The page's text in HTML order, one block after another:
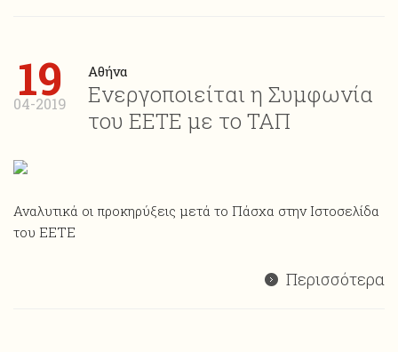
19
04-2019
Αθήνα
Ενεργοποιείται η Συμφωνία
του ΕΕΤΕ με το ΤΑΠ
Αναλυτικά οι προκηρύξεις μετά το Πάσχα στην Ιστοσελίδα
του ΕΕΤΕ
Περισσότερα